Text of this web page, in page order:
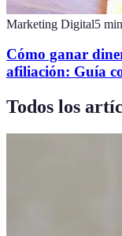
Marketing Digital5 min
Cómo ganar
afiliación: Guía
Todos los